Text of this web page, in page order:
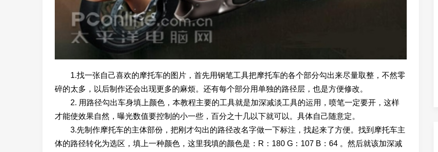
1.找一张自己喜欢的摩托车的图片，首先用钢笔工具把摩托车的各个部分勾出来尽量取整，不然零
碎的太多，以后制作还会出现更多的麻烦。还有每个部分用单独的路径层，也是方便修改。
2. 用路径勾出车身填上颜色，本教程主要的工具就是加深减淡工具的运用，喷笔一定要开，这样
才能使效果自然，曝光数值要控制的小一些，百分之十几以下就可以。具体自己随意定。
3.先制作摩托车的主体部份，把刚才勾出的路径改名字做一下标注，找起来了方便。找到摩托车主
体的路径转化为选区，填上一种颜色，这里我填的颜色是：R：180 G：107 B：64 。然后就该加深减